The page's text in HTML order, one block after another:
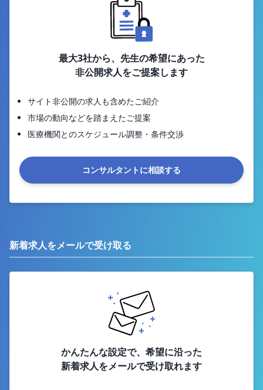
最大3社から、先生の希望にあった
非公開求人をご提案します
サイト非公開の求人も含めたご紹介
市場の動向などを踏まえたご提案
医療機関とのスケジュール調整・条件交渉
コンサルタントに相談する
新着求人をメールで受け取る
かんたんな設定で、希望に沿った
新着求人をメールで受け取れます